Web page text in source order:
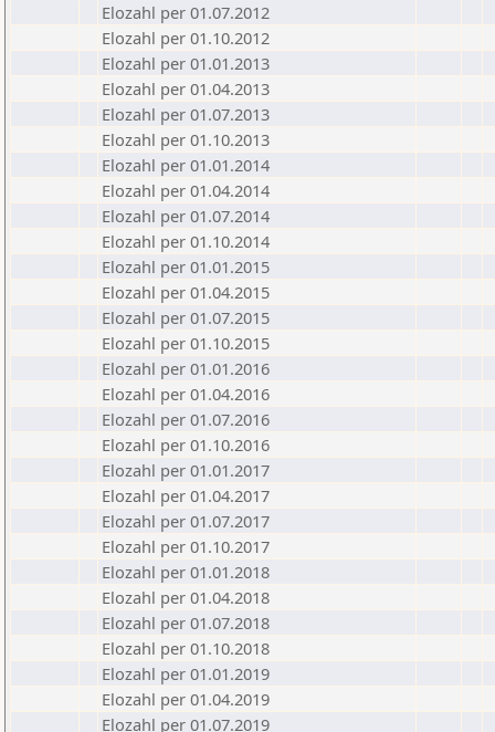
Elozahl per 01.07.2012
Elozahl per 01.10.2012
Elozahl per 01.01.2013
Elozahl per 01.04.2013
Elozahl per 01.07.2013
Elozahl per 01.10.2013
Elozahl per 01.01.2014
Elozahl per 01.04.2014
Elozahl per 01.07.2014
Elozahl per 01.10.2014
Elozahl per 01.01.2015
Elozahl per 01.04.2015
Elozahl per 01.07.2015
Elozahl per 01.10.2015
Elozahl per 01.01.2016
Elozahl per 01.04.2016
Elozahl per 01.07.2016
Elozahl per 01.10.2016
Elozahl per 01.01.2017
Elozahl per 01.04.2017
Elozahl per 01.07.2017
Elozahl per 01.10.2017
Elozahl per 01.01.2018
Elozahl per 01.04.2018
Elozahl per 01.07.2018
Elozahl per 01.10.2018
Elozahl per 01.01.2019
Elozahl per 01.04.2019
Elozahl per 01.07.2019